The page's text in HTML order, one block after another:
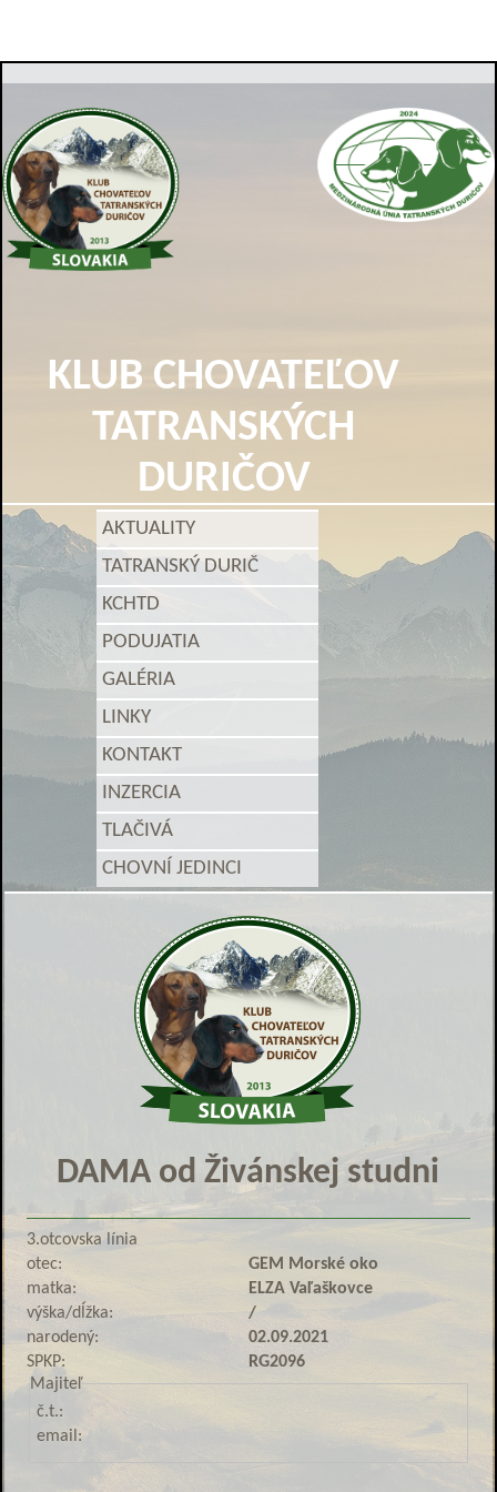
KLUB CHOVATEĽOV
TATRANSKÝCH
DURIČOV
AKTUALITY
TATRANSKÝ DURIČ
KCHTD
PODUJATIA
GALÉRIA
LINKY
KONTAKT
INZERCIA
TLAČIVÁ
CHOVNÍ JEDINCI
DAMA od Živánskej studni
3.otcovska línia
otec:
GEM Morské oko
matka:
ELZA Vaľaškovce
výška/dĺžka:
/
narodený:
02.09.2021
SPKP:
RG2096
Majiteľ
č.t.:
email: